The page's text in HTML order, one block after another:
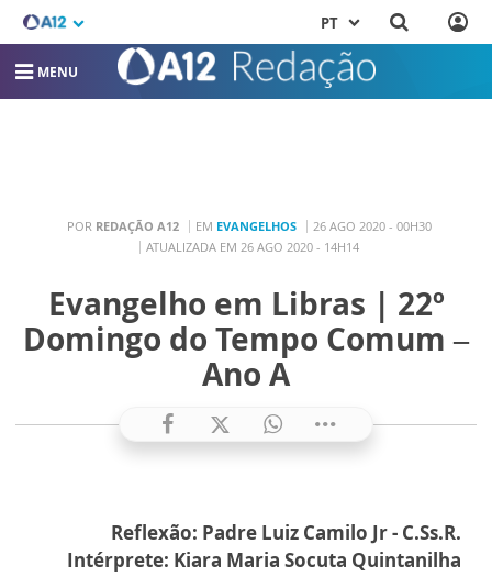
PT
MENU
POR REDAÇÃO A12 EM EVANGELHOS
26 AGO 2020 - 00H30
ATUALIZADA EM 26 AGO 2020 - 14H14
Evangelho em Libras | 22º
Domingo do Tempo Comum –
Ano A
Reflexão: Padre Luiz Camilo Jr - C.Ss.R.
Intérprete: Kiara Maria Socuta Quintanilha